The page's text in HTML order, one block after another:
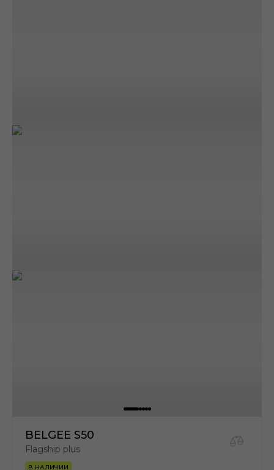
BELGEE S50
Flagship plus
В НАЛИЧИИ